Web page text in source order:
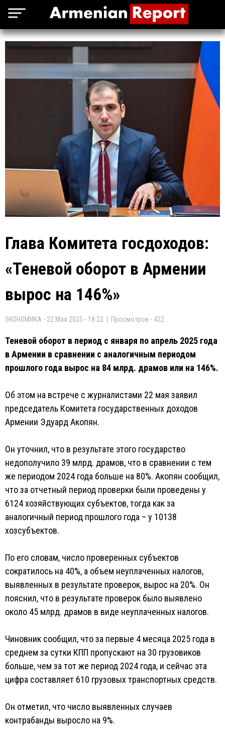
Глава Комитета госдоходов:
«Теневой оборот в Армении
вырос на 146%»
ЭКОНОМИКА - 22 Мая 2025 - 18:22 | Просмотров - 422
Теневой оборот в период с января по апрель 2025 года
в Армении в сравнении с аналогичным периодом
прошлого года вырос на 84 млрд. драмов или на 146%.
Об этом на встрече с журналистами 22 мая заявил
председатель Комитета государственных доходов
Армении Эдуард Акопян.
Он уточнил, что в результате этого государство
недополучило 39 млрд. драмов, что в сравнении с тем
же периодом 2024 года больше на 80%. Акопян сообщил,
что за отчетный период проверки были проведены у
6124 хозяйствующих субъектов, тогда как за
аналогичный период прошлого года – у 10138
хозсубъектов.
По его словам, число проверенных субъектов
сократилось на 40%, а объем неуплаченных налогов,
выявленных в результате проверок, вырос на 20%. Он
пояснил, что в результате проверок было выявлено
около 45 млрд. драмов в виде неуплаченных налогов.
Чиновник сообщил, что за первые 4 месяца 2025 года в
среднем за сутки КПП пропускают на 30 грузовиков
больше, чем за тот же период 2024 года, и сейчас эта
цифра составляет 610 грузовых транспортных средств.
Он отметил, что число выявленных случаев
контрабанды выросло на 9%.